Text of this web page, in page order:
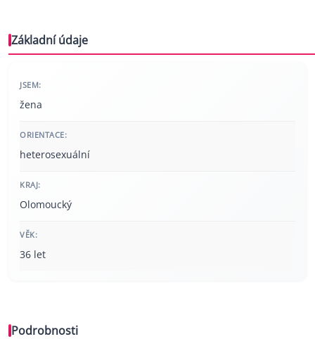
Základní údaje
JSEM:
žena
ORIENTACE:
heterosexuální
KRAJ:
Olomoucký
VĚK:
36 let
Podrobnosti